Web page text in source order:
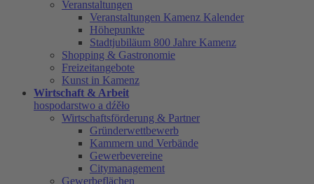
Veranstaltungen
Veranstaltungen Kamenz Kalender
Höhepunkte
Stadtjubiläum 800 Jahre Kamenz
Shopping & Gastronomie
Freizeitangebote
Kunst in Kamenz
Wirtschaft & Arbeit
hospodarstwo a dźěło
Wirtschaftsförderung & Partner
Gründerwettbewerb
Kammern und Verbände
Gewerbevereine
Citymanagement
Gewerbeflächen